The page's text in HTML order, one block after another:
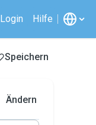
Login Hilfe
Speichern
Ändern